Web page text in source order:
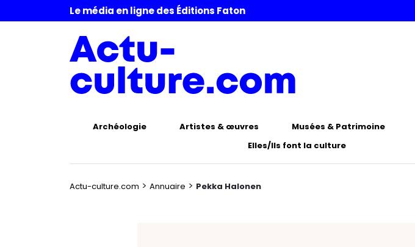
Le média en ligne des Éditions Faton
Archéologie Artistes & œuvres Musées & Patrimoine
Elles/Ils font la culture
Actu-culture.com > Annuaire > Pekka Halonen